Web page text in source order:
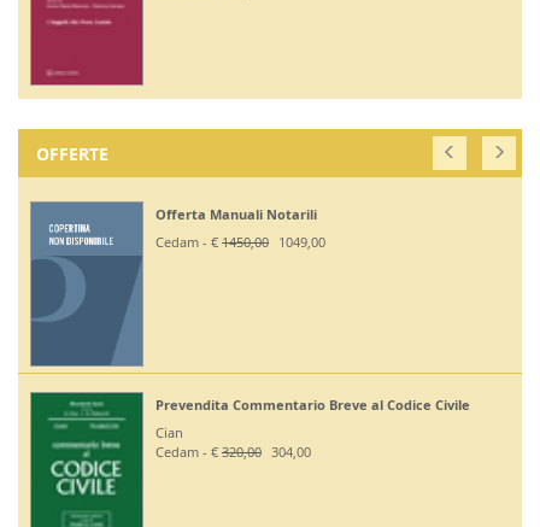
OFFERTE
Offerta Manuali Notarili
Cedam - € 1450,00 1049,00
Prevendita Commentario Breve al Codice Civile
Cian
Cedam - € 320,00 304,00